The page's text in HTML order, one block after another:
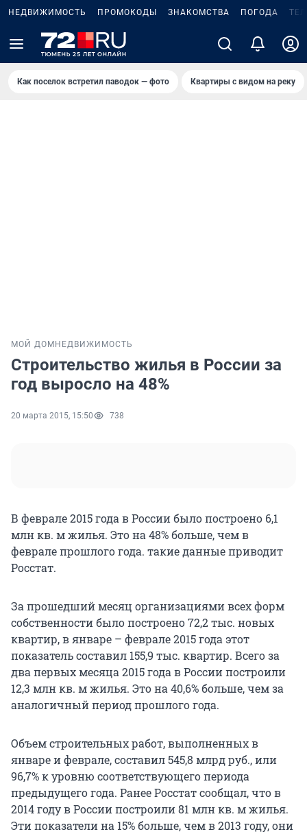
НЕДВИЖИМОСТЬ ПРОМОКОДЫ ЗНАКОМСТВА ПОГОДА
Как поселок встретил паводок — фото Квартиры с видом на реку
МОЙ ДОМ НЕДВИЖИМОСТЬ
Строительство жилья в России за
год выросло на 48%
20 марта 2015, 15:50 738
В феврале 2015 года в России было построено 6,1
млн кв. м жилья. Это на 48% больше, чем в
феврале прошлого года. такие данные приводит
Росстат.
За прошедший месяц организациями всех форм
собственности было построено 72,2 тыс. новых
квартир, в январе – феврале 2015 года этот
показатель составил 155,9 тыс. квартир. Всего за
два первых месяца 2015 года в России построили
12,3 млн кв. м жилья. Это на 40,6% больше, чем за
аналогичный период прошлого года.
Объем строительных работ, выполненных в
январе и феврале, составил 545,8 млрд руб., или
96,7% к уровню соответствующего периода
предыдущего года. Ранее Росстат сообщал, что в
2014 году в России построили 81 млн кв. м жилья.
Эти показатели на 15% больше, чем в 2013 году, они